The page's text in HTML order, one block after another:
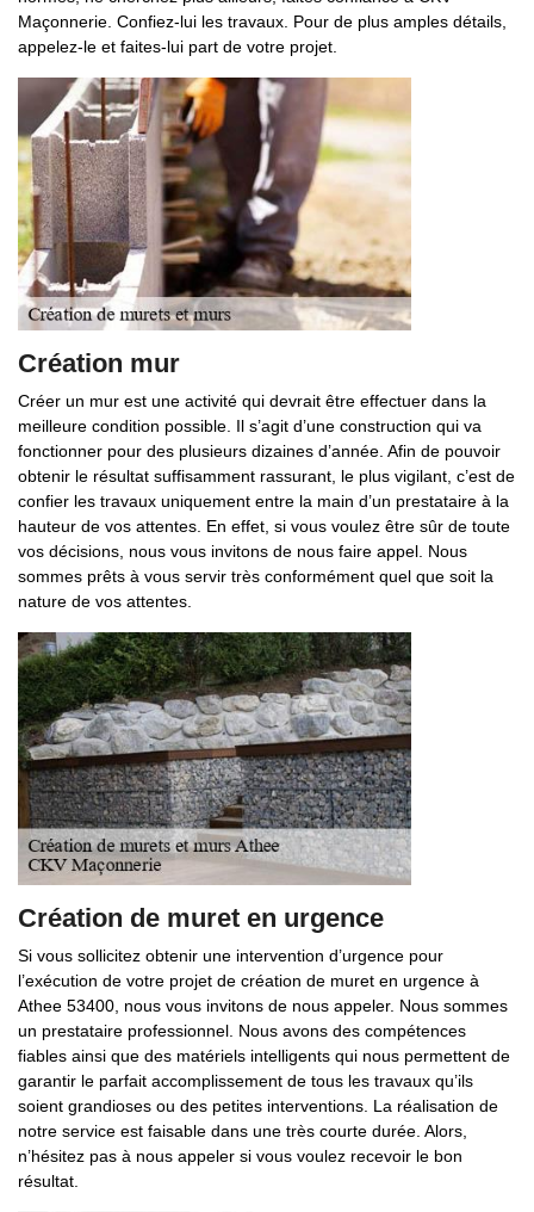
Maçonnerie. Confiez-lui les travaux. Pour de plus amples détails,
appelez-le et faites-lui part de votre projet.
Création mur
Créer un mur est une activité qui devrait être effectuer dans la
meilleure condition possible. Il s’agit d’une construction qui va
fonctionner pour des plusieurs dizaines d’année. Afin de pouvoir
obtenir le résultat suffisamment rassurant, le plus vigilant, c’est de
confier les travaux uniquement entre la main d’un prestataire à la
hauteur de vos attentes. En effet, si vous voulez être sûr de toute
vos décisions, nous vous invitons de nous faire appel. Nous
sommes prêts à vous servir très conformément quel que soit la
nature de vos attentes.
Création de muret en urgence
Si vous sollicitez obtenir une intervention d’urgence pour
l’exécution de votre projet de création de muret en urgence à
Athee 53400, nous vous invitons de nous appeler. Nous sommes
un prestataire professionnel. Nous avons des compétences
fiables ainsi que des matériels intelligents qui nous permettent de
garantir le parfait accomplissement de tous les travaux qu’ils
soient grandioses ou des petites interventions. La réalisation de
notre service est faisable dans une très courte durée. Alors,
n’hésitez pas à nous appeler si vous voulez recevoir le bon
résultat.